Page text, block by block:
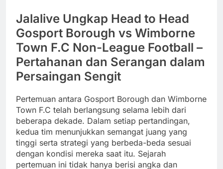
Jalalive Ungkap Head to Head
Gosport Borough vs Wimborne
Town F.C Non-League Football –
Pertahanan dan Serangan dalam
Persaingan Sengit
Pertemuan antara Gosport Borough dan Wimborne
Town F.C telah berlangsung selama lebih dari
beberapa dekade. Dalam setiap pertandingan,
kedua tim menunjukkan semangat juang yang
tinggi serta strategi yang berbeda-beda sesuai
dengan kondisi mereka saat itu. Sejarah
pertemuan ini tidak hanya berisi angka dan